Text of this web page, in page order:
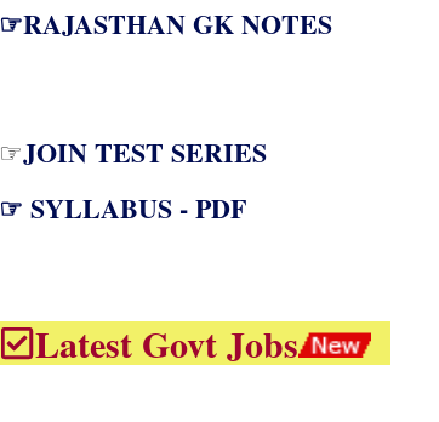
☞RAJASTHAN GK NOTES
☞JOIN TEST SERIES
☞ SYLLABUS - PDF
Latest Govt Jobs